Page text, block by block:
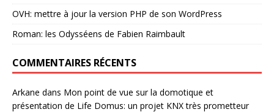
OVH: mettre à jour la version PHP de son WordPress
Roman: les Odysséens de Fabien Raimbault
COMMENTAIRES RÉCENTS
Arkane dans Mon point de vue sur la domotique et
présentation de Life Domus: un projet KNX très prometteur